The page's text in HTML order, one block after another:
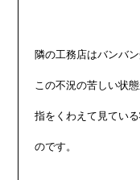
隣の工務店はバンバン
この不況の苦しい状
指をくわえて見てい
のです。